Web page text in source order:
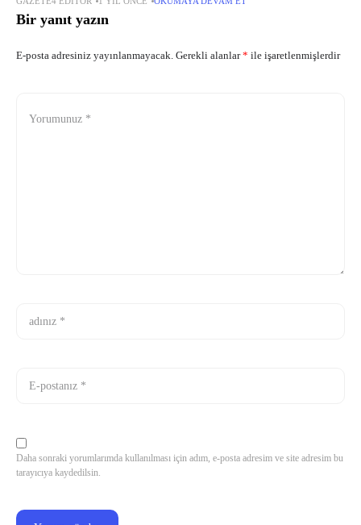
Bir yanıt yazın
E-posta adresiniz yayınlanmayacak. Gerekli alanlar* ile işaretlenmişlerdir
Daha sonraki yorumlarımda kullanılması için adım, e-posta adresim ve site adresim bu
tarayıcıya kaydedilsin.